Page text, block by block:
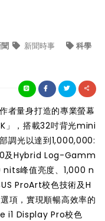
新聞時事 科學
者量身打造的專業螢幕
」，搭載32吋背光mini
調光以達到1,000,000:
及Hybrid Log-Gamm
nits峰值亮度、1,000 n
ProArt校色技術及H
項，實現順暢高效率的
i1 Display Pro校色